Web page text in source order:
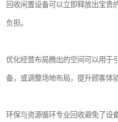
回收闲置设备可以立即释放出宝贵
负担。
优化经营布局腾出的空间可以用于
备，或调整场地布局，提升顾客体
环保与资源循环专业回收避免了设